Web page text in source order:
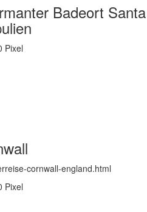
Badeort Santa
Pixel
cornwall-england.html
Pixel